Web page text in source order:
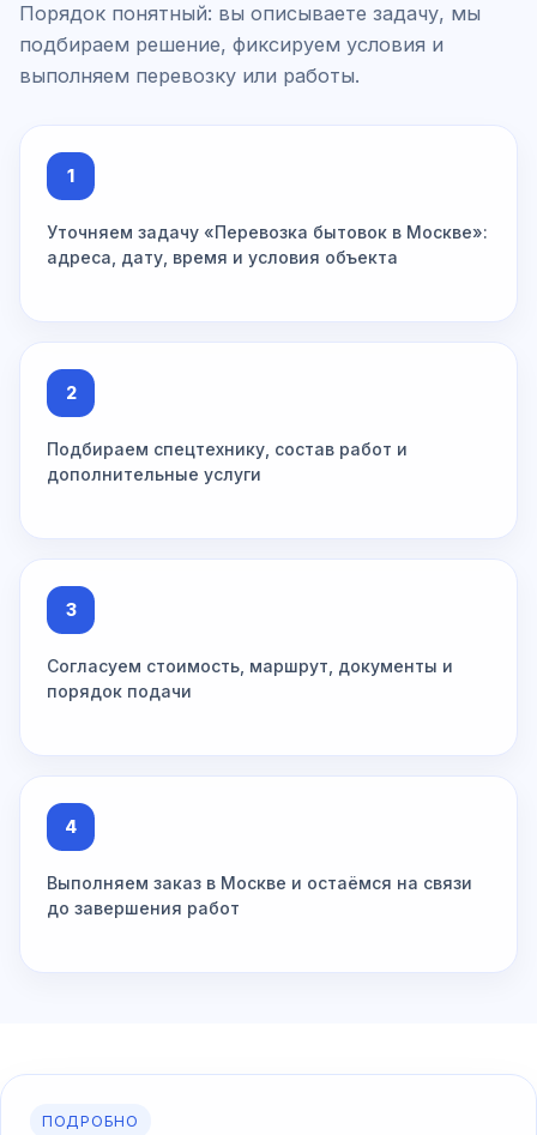
Порядок понятный: вы описываете задачу, мы
подбираем решение, фиксируем условия и
выполняем перевозку или работы.
1
Уточняем задачу «Перевозка бытовок в Москве»:
адреса, дату, время и условия объекта
2
Подбираем спецтехнику, состав работ и
дополнительные услуги
3
Согласуем стоимость, маршрут, документы и
порядок подачи
4
Выполняем заказ в Москве и остаёмся на связи
до завершения работ
ПОДРОБНО